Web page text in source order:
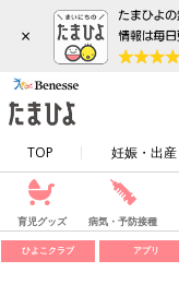
×
TOP 妊娠・出産
育児グッズ 病気・予防接種
ひよこクラブ アプリ